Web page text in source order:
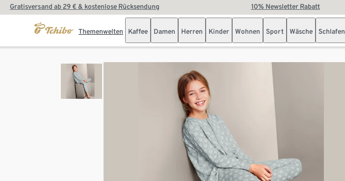
Gratisversand ab 29 € & kostenlose Rücksendung 10% Newsletter Rabatt
Themenwelten Kaffee Damen Herren Kinder Wohnen Sport Wäsche Schlafen